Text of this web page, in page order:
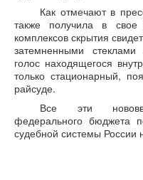
Как отмечают в
также получила в свое
комплексов скрытия
затемненными
голос находящегося
только стационарный,
райсуде.
Все эти
федерального бюджета
судебной системы России